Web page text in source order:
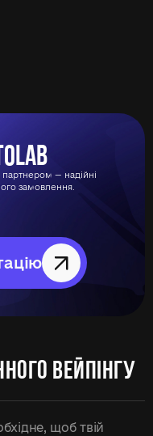
— надійні
замовлення.
ВЕЙПІНГУ
щоб твій